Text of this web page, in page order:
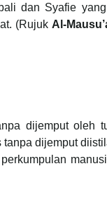
dan Syafie
(Rujuk Al-
dijemput oleh
dijemput